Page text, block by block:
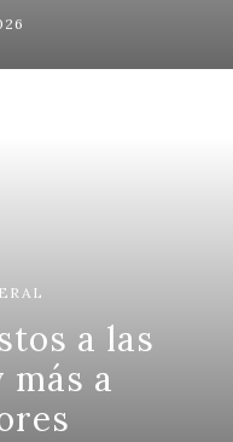
a las
más a